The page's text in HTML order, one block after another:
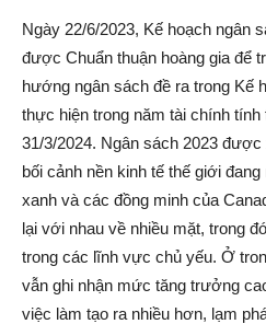
Ngày 22/6/2023, Kế hoạch ngân
được Chuẩn thuận hoàng gia để
hướng ngân sách đề ra trong Kế
thực hiện trong năm tài chính tính
31/3/2024. Ngân sách 2023
bối cảnh nền kinh tế thế giới
xanh và các đồng minh của
lại với nhau về nhiều mặt, trong
trong các lĩnh vực chủ yếu. Ở
vẫn ghi nhận mức tăng trưởng
việc làm tạo ra nhiều hơn, lạm